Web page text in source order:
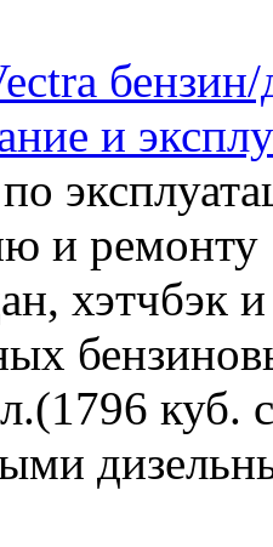
и
и ремонту
хэтчбэк
куб.